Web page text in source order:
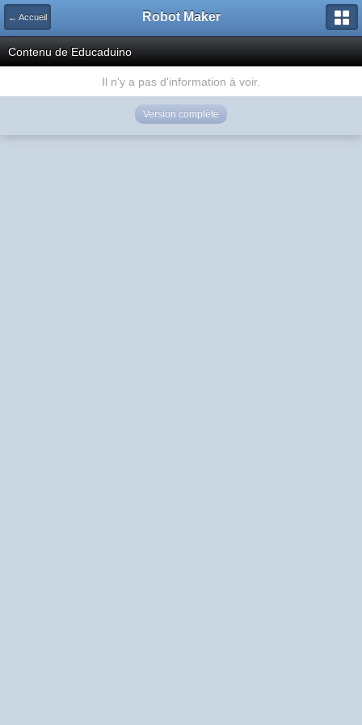
← Accueil Robot Maker
Contenu de Educaduino
Il n'y a pas d'information à voir.
Version complète